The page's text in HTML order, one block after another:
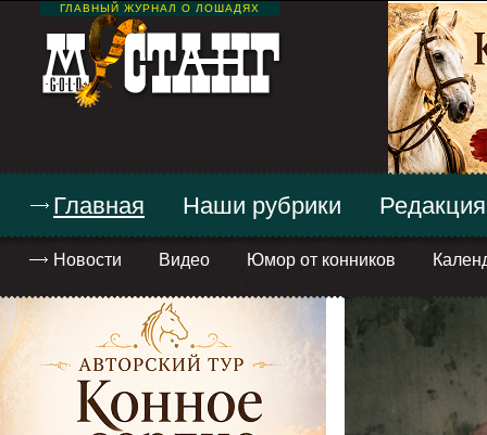
ГЛАВНЫЙ ЖУРНАЛ О ЛОШАДЯХ
Главная
Новости Видео Юмор от конников
Наши рубрики Редакция